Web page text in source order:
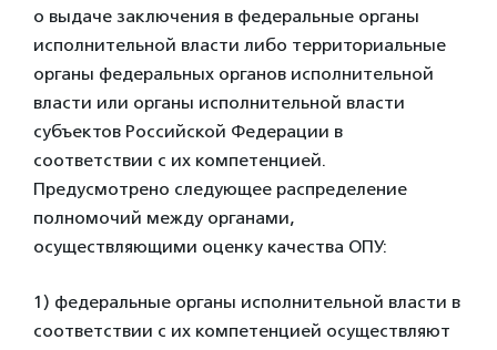
о выдаче заключения в федеральные органы
исполнительной власти либо территориальные
органы федеральных органов исполнительной
власти или органы исполнительной власти
субъектов Российской Федерации в
соответствии с их компетенцией.
Предусмотрено следующее распределение
полномочий между органами,
осуществляющими оценку качества ОПУ:
1) федеральные органы исполнительной власти в
соответствии с их компетенцией осуществляют